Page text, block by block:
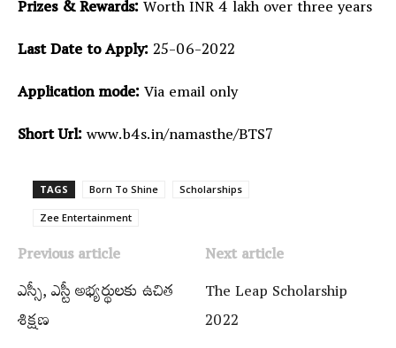
Prizes & Rewards:Worth INR 4 lakh over three years
Last Date to Apply:25-06-2022
Application mode:Via email only
Short Url:www.b4s.in/namasthe/BTS7
TAGS Born To Shine Scholarships
Zee Entertainment
Previous article
ఎస్సీ, ఎస్టీ అభ్యర్థులకు ఉచిత
శిక్షణ
Next article
The Leap Scholarship
2022